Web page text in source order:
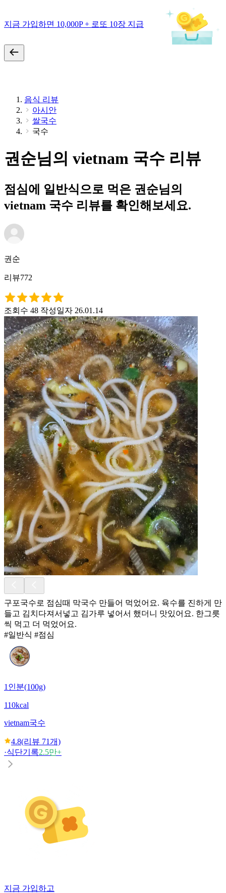
지금 가입하면 10,000P + 로또 10장 지급
음식 리뷰
아시안
쌀국수
국수
권순님의 vietnam 국수 리뷰
점심에 일반식으로 먹은 권순님의
vietnam 국수 리뷰를 확인해보세요.
권순
리뷰772
조회수 48 작성일자 26.01.14
구포국수로 점심때 막국수 만들어 먹었어요. 육수를 진하게 만
들고 김치다져서넣고 김가루 넣어서 했더니 맛있어요. 한그릇
씩 먹고 더 먹었어요.
#일반식 #점심
1인분(100g)
110kcal
vietnam국수
4.8(리뷰 71개)
·식단기록2.5만+
지금 가입하고